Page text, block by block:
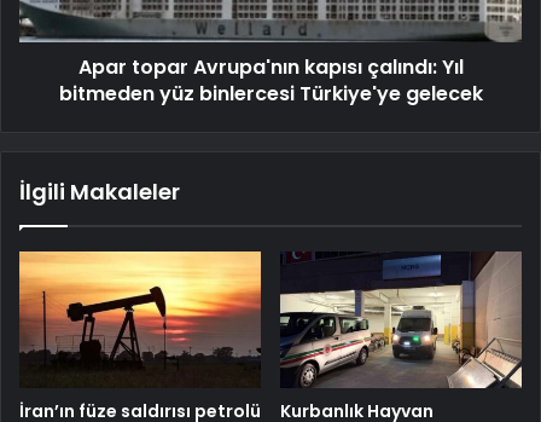
Apar topar Avrupa'nın kapısı çalındı: Yıl
bitmeden yüz binlercesi Türkiye'ye gelecek
İlgili Makaleler
İran’ın füze saldırısı petrolü Kurbanlık Hayvan